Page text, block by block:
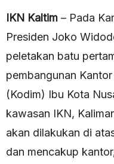
IKN Kaltim – Pada
Presiden Joko
peletakan batu
pembangunan
(Kodim) Ibu Kota
kawasan IKN,
akan dilakukan di
dan mencakup